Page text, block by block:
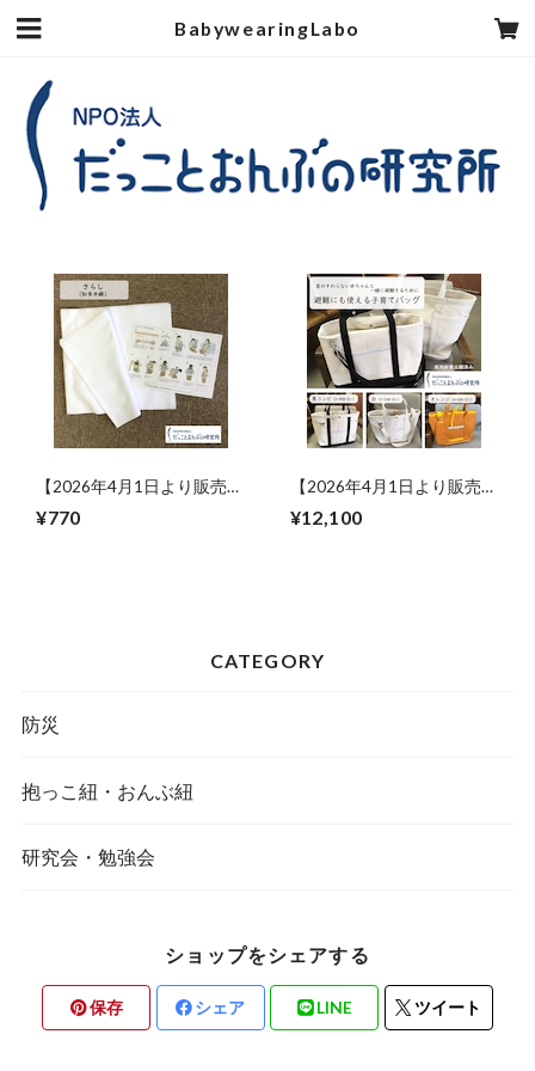
BabywearingLabo
【2026年4月1日より販売再
綿）半反
¥770
【2026年4月1日より販売再
バッグ
¥12,100
CATEGORY
防災
抱っこ紐・おんぶ紐
研究会・勉強会
ショップをシェアする
保存 シェア LINE ツイート